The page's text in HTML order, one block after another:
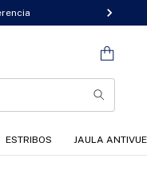
ESTRIBOS JAULA